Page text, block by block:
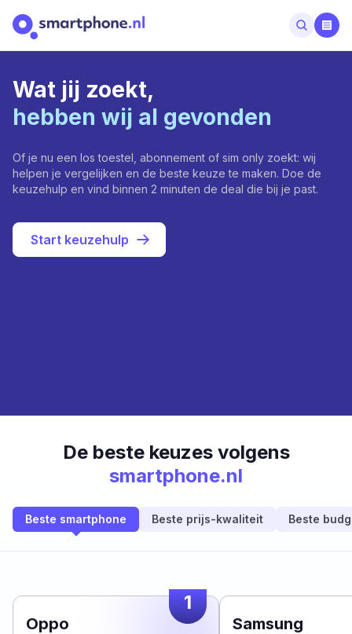
Wat jij zoekt,
hebben wij al gevonden
Of je nu een los toestel, abonnement of sim only zoekt: wij
helpen je vergelijken en de beste keuze te maken. Doe de
keuzehulp en vind binnen 2 minuten de deal die bij je past.
Start keuzehulp
De beste keuzes volgens
smartphone.nl
Beste smartphone Beste prijs-kwaliteit Beste
1
Oppo
Samsung